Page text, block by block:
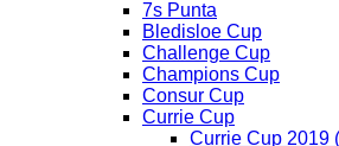
7s Punta
Bledisloe Cup
Challenge Cup
Champions Cup
Consur Cup
Currie Cup
Currie Cup 2019